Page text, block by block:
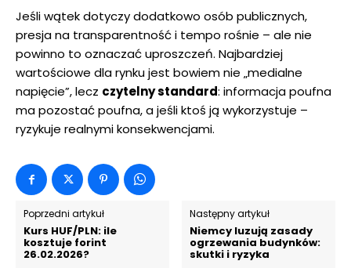
Jeśli wątek dotyczy dodatkowo osób publicznych,
presja na transparentność i tempo rośnie – ale nie
powinno to oznaczać uproszczeń. Najbardziej
wartościowe dla rynku jest bowiem nie „medialne
napięcie”, lecz czytelny standard: informacja poufna
ma pozostać poufna, a jeśli ktoś ją wykorzystuje –
ryzykuje realnymi konsekwencjami.
Poprzedni artykuł
Kurs HUF/PLN: ile
kosztuje forint
26.02.2026?
Następny artykuł
Niemcy luzują zasady
ogrzewania budynków:
skutki i ryzyka